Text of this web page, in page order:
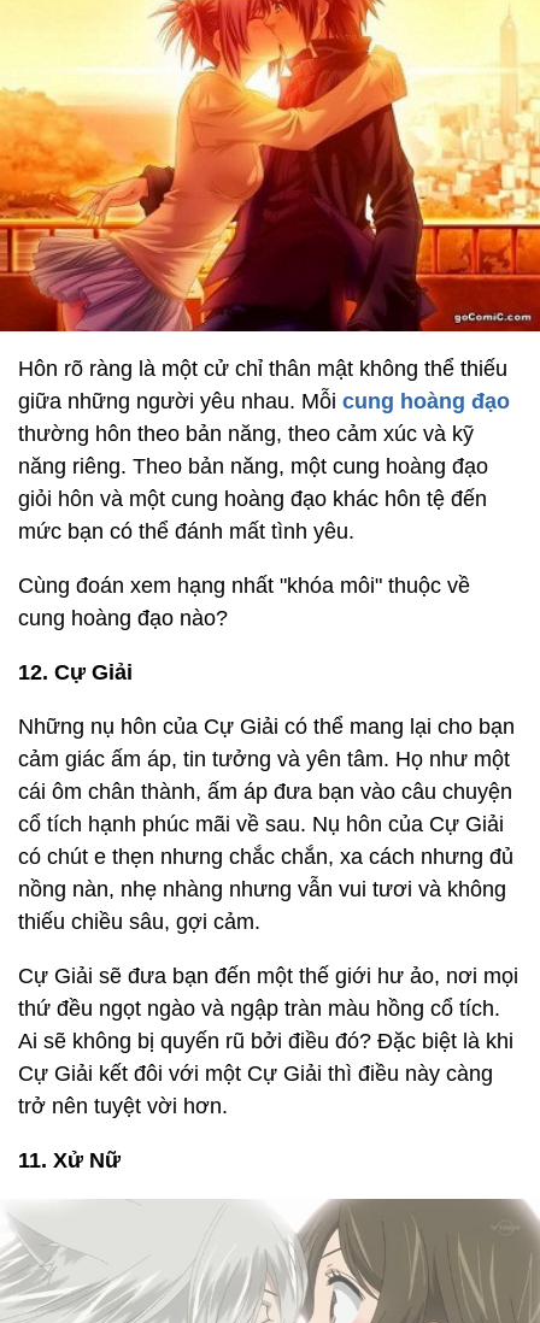
Hôn rõ ràng là một cử chỉ thân mật không thể thiếu
giữa những người yêu nhau. Mỗi cung hoàng đạo
thường hôn theo bản năng, theo cảm xúc và kỹ
năng riêng. Theo bản năng, một cung hoàng đạo
giỏi hôn và một cung hoàng đạo khác hôn tệ đến
mức bạn có thể đánh mất tình yêu.
Cùng đoán xem hạng nhất "khóa môi" thuộc về
cung hoàng đạo nào?
12. Cự Giải
Những nụ hôn của Cự Giải có thể mang lại cho bạn
cảm giác ấm áp, tin tưởng và yên tâm. Họ như một
cái ôm chân thành, ấm áp đưa bạn vào câu chuyện
cổ tích hạnh phúc mãi về sau. Nụ hôn của Cự Giải
có chút e thẹn nhưng chắc chắn, xa cách nhưng đủ
nồng nàn, nhẹ nhàng nhưng vẫn vui tươi và không
thiếu chiều sâu, gợi cảm.
Cự Giải sẽ đưa bạn đến một thế giới hư ảo, nơi mọi
thứ đều ngọt ngào và ngập tràn màu hồng cổ tích.
Ai sẽ không bị quyến rũ bởi điều đó? Đặc biệt là khi
Cự Giải kết đôi với một Cự Giải thì điều này càng
trở nên tuyệt vời hơn.
11. Xử Nữ